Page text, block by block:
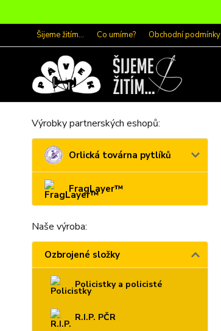
Šijeme žitím... Co umíme? Obchodní podmínky
Výrobky partnerských eshopů:
Orlická továrna pytlíků
FragLayer™
Naše výroba:
Ozbrojené složky
Policistky a policisté
R.I.P. PČR